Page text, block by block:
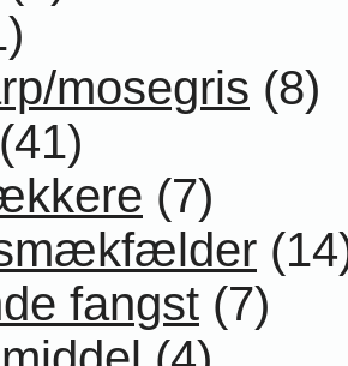
mosegris (8)
(41)
(7)
fangst (7)